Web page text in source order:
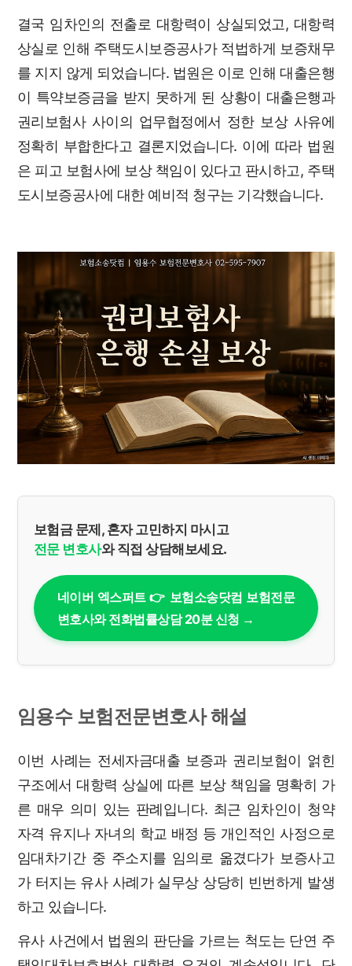
결국 임차인의 전출로 대항력이 상실되었고, 대항력
상실로 인해 주택도시보증공사가 적법하게 보증채무
를 지지 않게 되었습니다. 법원은 이로 인해 대출은행
이 특약보증금을 받지 못하게 된 상황이 대출은행과
권리보험사 사이의 업무협정에서 정한 보상 사유에
정확히 부합한다고 결론지었습니다. 이에 따라 법원
은 피고 보험사에 보상 책임이 있다고 판시하고, 주택
도시보증공사에 대한 예비적 청구는 기각했습니다.
보험금 문제, 혼자 고민하지 마시고
전문 변호사와 직접 상담해보세요.
네이버 엑스퍼트 👉 보험소송닷컴 보험전문
변호사와 전화법률상담 20분 신청 →
임용수 보험전문변호사 해설
이번 사례는 전세자금대출 보증과 권리보험이 얽힌
구조에서 대항력 상실에 따른 보상 책임을 명확히 가
른 매우 의미 있는 판례입니다. 최근 임차인이 청약
자격 유지나 자녀의 학교 배정 등 개인적인 사정으로
임대차기간 중 주소지를 임의로 옮겼다가 보증사고
가 터지는 유사 사례가 실무상 상당히 빈번하게 발생
하고 있습니다.
유사 사건에서 법원의 판단을 가르는 척도는 단연 주